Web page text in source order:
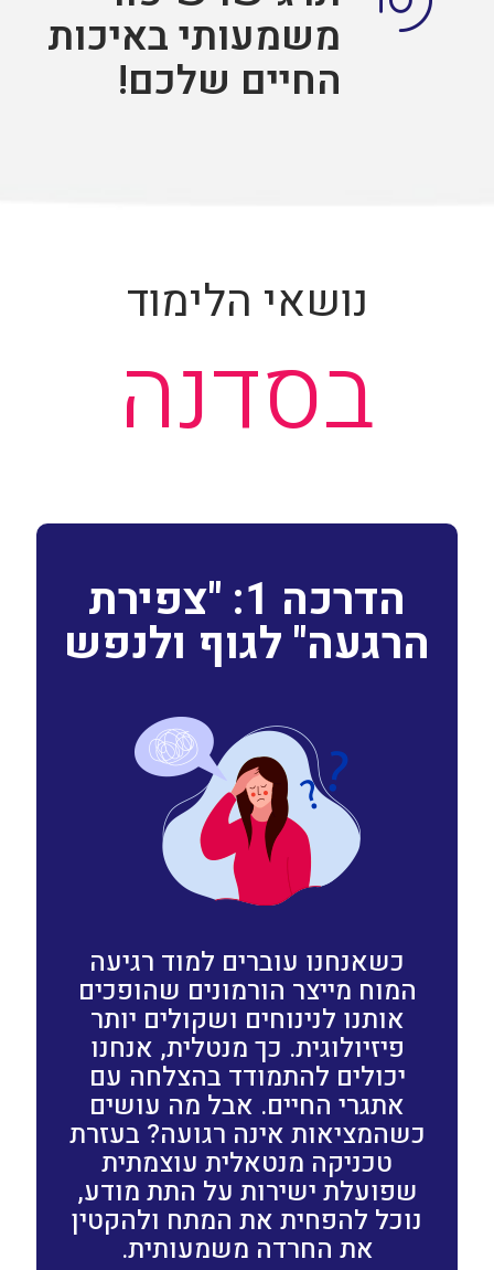
משמעותי באיכות
החיים שלכם!
נושאי הלימוד
בסדנה
הדרכה 1: "צפירת
הרגעה" לגוף ולנפש
כשאנחנו עוברים למוד רגיעה
המוח מייצר הורמונים שהופכים
אותנו לנינוחים ושקולים יותר
פיזיולוגית. כך מנטלית, אנחנו
יכולים להתמודד בהצלחה עם
אתגרי החיים. אבל מה עושים
כשהמציאות אינה רגועה? בעזרת
טכניקה מנטאלית עוצמתית
שפועלת ישירות על התת מודע,
נוכל להפחית את המתח ולהקטין
את החרדה משמעותית.